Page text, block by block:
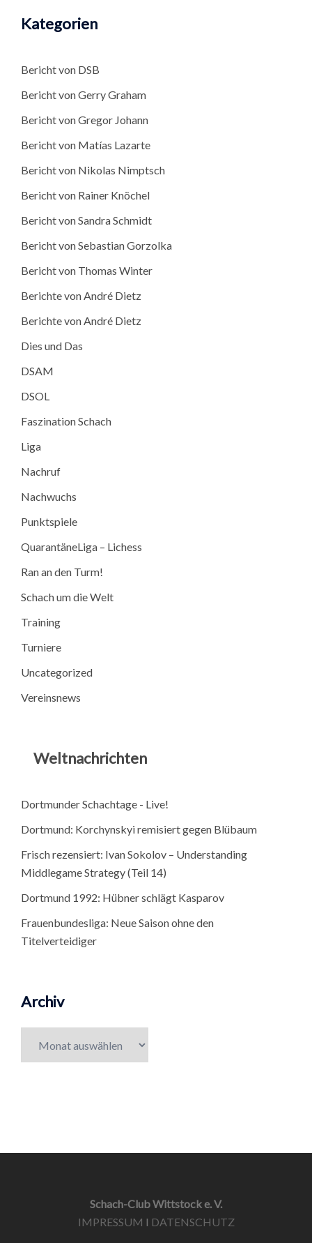
Kategorien
Bericht von DSB
Bericht von Gerry Graham
Bericht von Gregor Johann
Bericht von Matías Lazarte
Bericht von Nikolas Nimptsch
Bericht von Rainer Knöchel
Bericht von Sandra Schmidt
Bericht von Sebastian Gorzolka
Bericht von Thomas Winter
Berichte von André Dietz
Berichte von André Dietz
Dies und Das
DSAM
DSOL
Faszination Schach
Liga
Nachruf
Nachwuchs
Punktspiele
QuarantäneLiga – Lichess
Ran an den Turm!
Schach um die Welt
Training
Turniere
Uncategorized
Vereinsnews
Weltnachrichten
Dortmunder Schachtage - Live!
Dortmund: Korchynskyi remisiert gegen Blübaum
Frisch rezensiert: Ivan Sokolov – Understanding
Middlegame Strategy (Teil 14)
Dortmund 1992: Hübner schlägt Kasparov
Frauenbundesliga: Neue Saison ohne den
Titelverteidiger
Archiv
Schach-Club Wittstock e. V.
IMPRESSUM I DATENSCHUTZ